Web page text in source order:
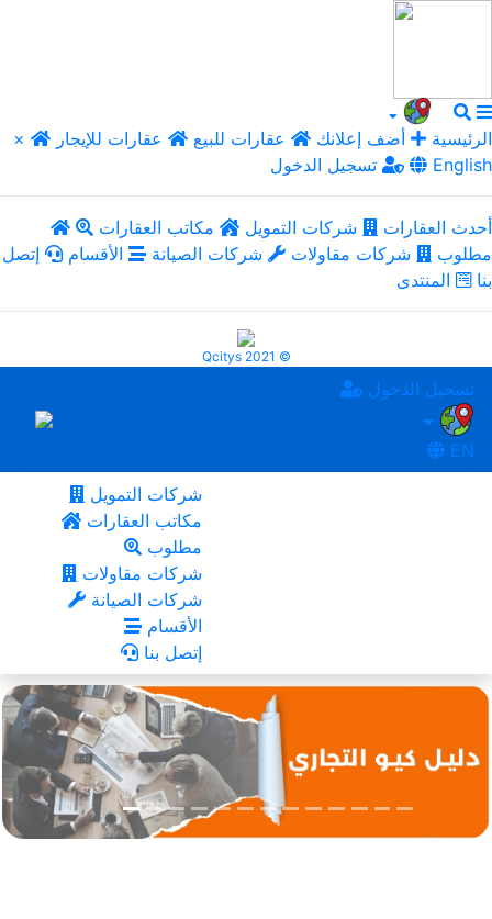
× الرئيسية أضف إعلانك عقارات للبيع
عقارات للإيجار
تسجيل الدخول
English
أحدث العقارات شركات التمويل
مكاتب العقارات
مطلوب
شركات مقاولات شركات الصيانة الأقسام
إتصل
بنا
المنتدى
Qcitys 2021 ©
تسجيل الدخول
EN
شركات التمويل
مكاتب العقارات
مطلوب
شركات مقاولات
شركات الصيانة
الأقسام
إتصل بنا